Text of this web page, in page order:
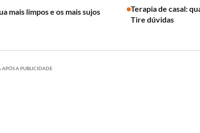
mais limpos e os mais sujos
Terapia de casal:
Tire dúvidas
A PUBLICIDADE